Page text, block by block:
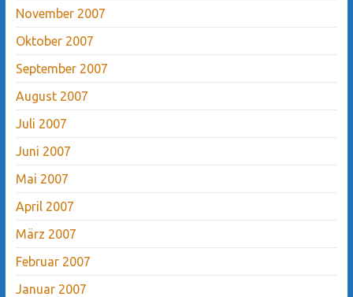
November 2007
Oktober 2007
September 2007
August 2007
Juli 2007
Juni 2007
Mai 2007
April 2007
März 2007
Februar 2007
Januar 2007